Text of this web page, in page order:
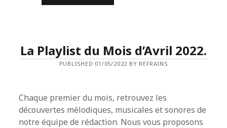
La Playlist du Mois d’Avril 2022.
PUBLISHED 01/05/2022 BY REFRAINS
Chaque premier du mois, retrouvez les
découvertes mélodiques, musicales et sonores de
notre équipe de rédaction. Nous vous proposons